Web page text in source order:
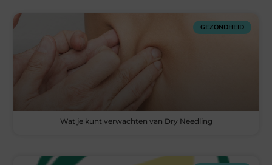
GEZONDHEID
Wat je kunt verwachten van Dry Needling